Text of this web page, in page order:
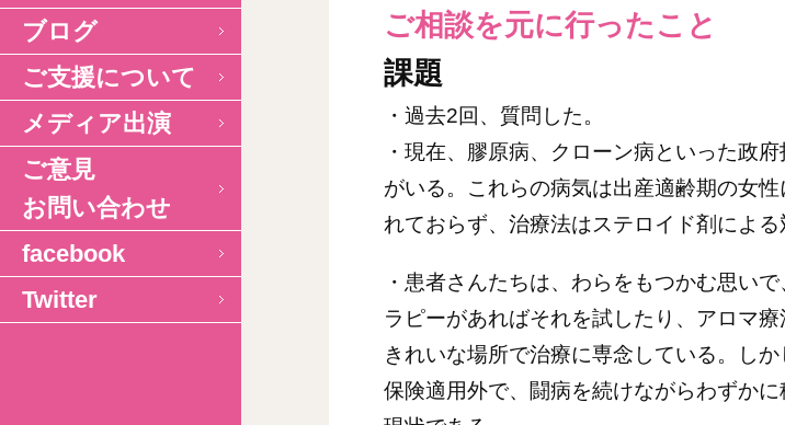
ブログ
ご支援について
メディア出演
ご意見
お問い合わせ
facebook
Twitter
ご相談を元に行ったこと
課題
・過去2回、質問した。
・現在、膠原病、クローン病といった政
がいる。これらの病気は出産適齢期の女
れておらず、治療法はステロイド剤による
・患者さんたちは、わらをもつかむ思い
ラピーがあればそれを試したり、アロマ
きれいな場所で治療に専念している。し
保険適用外で、闘病を続けながらわずか